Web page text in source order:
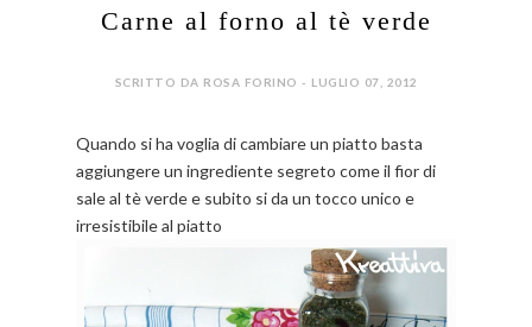
Carne al forno al tè verde
SCRITTO DA ROSA FORINO - LUGLIO 07, 2012
Quando si ha voglia di cambiare un piatto basta
aggiungere un ingrediente segreto come il fior di
sale al tè verde e subito si da un tocco unico e
irresistibile al piatto